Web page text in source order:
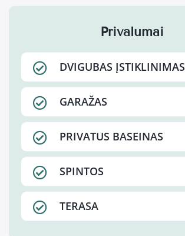
Privalumai
DVIGUBAS ĮSTIKLINIMAS
GARAŽAS
PRIVATUS BASEINAS
SPINTOS
TERASA